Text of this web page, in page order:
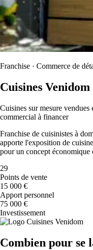
Franchise · Commerce de
Cuisines Venidom
Cuisines sur mesure
commercial à financer
Franchise de cuisinistes à
apporte l'exposition de
pour un concept économique
29
Points de vente
15 000 €
Apport personnel
75 000 €
Investissement
Combien pour se